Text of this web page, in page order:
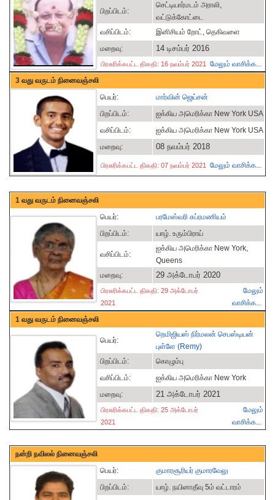
பிறப்பிடம்:
செட்டியார்மடம் அராலி,
வட்டுக்கோட்டை
வசிப்பிடம்:
இனிசியம் றோட், தெகிவளை
மறைவு:
14 டிசம்பர் 2016
பிரசுரிக்கபட்ட திகதி: 16 நவம்பர் 2021
மேலும் வாசிக்க...
3 வது வருடம் நினைவஞ்சலி
பெயர்:
மார்வின் ஜெய்சன்
பிறப்பிடம்:
ஐக்கிய அமெரிக்கா New York USA
வசிப்பிடம்:
ஐக்கிய அமெரிக்கா New York USA
மறைவு:
08 நவம்பர் 2018
பிரசுரிக்கபட்ட திகதி: 07 நவம்பர் 2021 மேலும் வாசிக்க...
1 வது வருடம் நினைவஞ்சலி
பெயர்:
பரமேஸ்வரி சுப்ரமணியம்
பிறப்பிடம்:
யாழ். உரும்பிராய்
வசிப்பிடம்:
ஐக்கிய அமெரிக்கா New York,
Queens
மறைவு:
29 அக்டோபர் 2020
பிரசுரிக்கபட்ட திகதி: 29 அக்டோபர்
2021
மேலும்
வாசிக்க...
1 வது வருடம் நினைவஞ்சலி
பெயர்:
றெமிஜியஸ் நிர்மலன் செபஸ்டியன்
புள்ளே (Remy)
பிறப்பிடம்:
கொழும்பு
வசிப்பிடம்:
ஐக்கிய அமெரிக்கா New York
மறைவு:
21 அக்டோபர் 2021
பிரசுரிக்கபட்ட திகதி: 25 அக்டோபர்
2021
மேலும்
வாசிக்க...
நன்றி நவிலல் நினைவஞ்சலி
பெயர்:
குமாரசூரியர் குமாரவேலு
பிறப்பிடம்:
யாழ். நயினாதீவு 5ம் வட்டாரம்